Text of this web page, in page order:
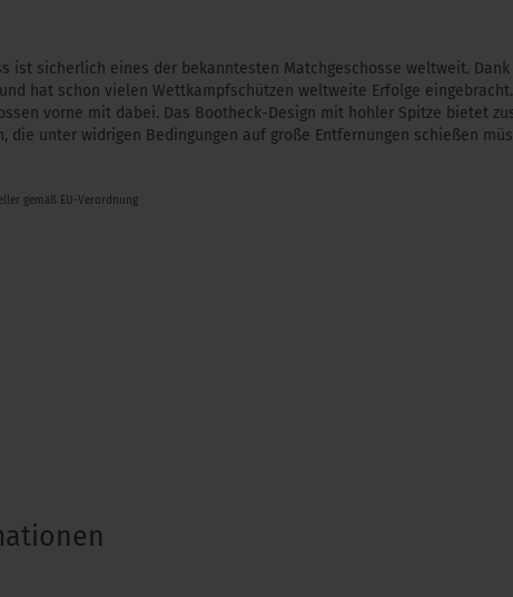
ist sicherlich eines der bekanntesten Matchgeschosse weltweit.
hat schon vielen Wettkampfschützen weltweite Erfolge
vorne mit dabei. Das Bootheck-Design mit hohler Spitze bietet
die unter widrigen Bedingungen auf große Entfernungen schießen
gemäß EU-Verordnung